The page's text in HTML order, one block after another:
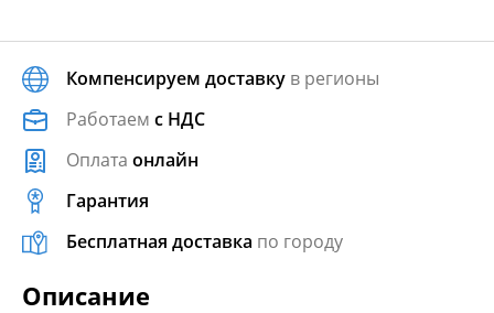
Компенсируем доставку в регионы
Работаем с НДС
Оплата онлайн
Гарантия
Бесплатная доставка по городу
Описание